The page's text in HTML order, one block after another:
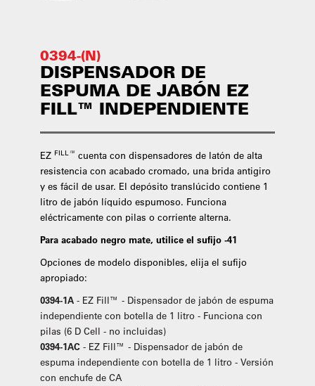
0394-(N)
DISPENSADOR DE
ESPUMA DE JABÓN EZ
FILL™ INDEPENDIENTE
EZ FILL™ cuenta con dispensadores de latón de alta
resistencia con acabado cromado, una brida antigiro
y es fácil de usar. El depósito translúcido contiene 1
litro de jabón líquido espumoso. Funciona
eléctricamente con pilas o corriente alterna.
Para acabado negro mate, utilice el sufijo -41
Opciones de modelo disponibles, elija el sufijo
apropiado:
0394-1A- EZ Fill™ - Dispensador de jabón de espuma
independiente con botella de 1 litro - Funciona con
pilas (6 D Cell - no incluidas)
0394-1AC- EZ Fill™ - Dispensador de jabón de
espuma independiente con botella de 1 litro - Versión
con enchufe de CA